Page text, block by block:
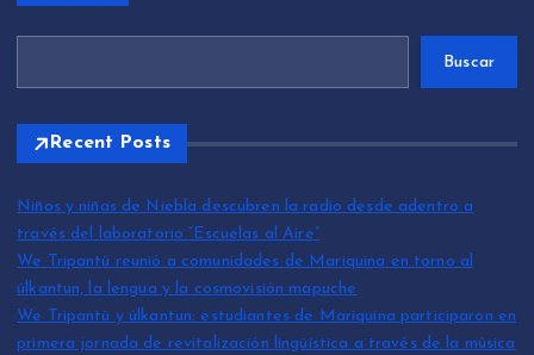
Buscar
Recent Posts
Niños y niñas de Niebla descubren la radio desde adentro a
través del laboratorio “Escuelas al Aire”
We Tripantü reunió a comunidades de Mariquina en torno al
ülkantun, la lengua y la cosmovisión mapuche
We Tripantü y ülkantun: estudiantes de Mariquina participaron en
primera jornada de revitalización lingüística a través de la música